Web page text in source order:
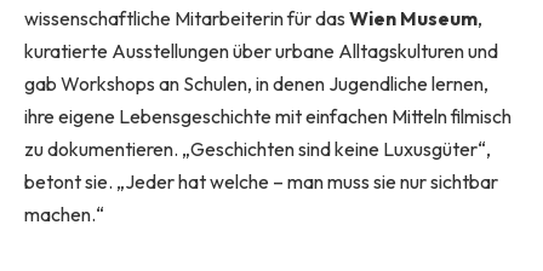
wissenschaftliche Mitarbeiterin für das Wien Museum,
kuratierte Ausstellungen über urbane Alltagskulturen und
gab Workshops an Schulen, in denen Jugendliche lernen,
ihre eigene Lebensgeschichte mit einfachen Mitteln filmisch
zu dokumentieren. „Geschichten sind keine Luxusgüter“,
betont sie. „Jeder hat welche – man muss sie nur sichtbar
machen.“